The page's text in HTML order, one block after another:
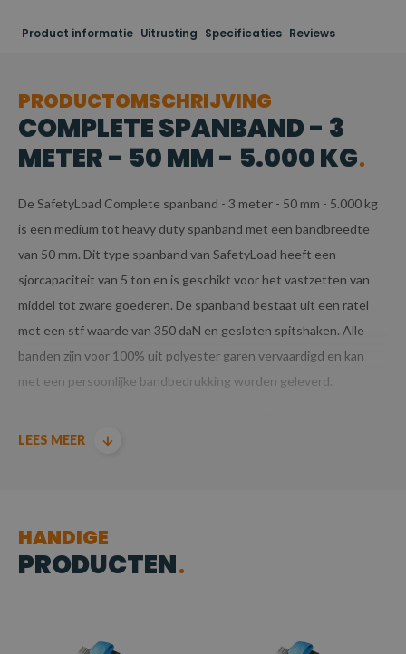
Product informatie Uitrusting Specificaties Reviews
PRODUCTOMSCHRIJVING
COMPLETE SPANBAND - 3
METER - 50 MM - 5.000 KG
De SafetyLoad Complete spanband - 3 meter - 50 mm - 5.000 kg
is een medium tot heavy duty spanband met een bandbreedte
van 50 mm. Dit type spanband van SafetyLoad heeft een
sjorcapaciteit van 5 ton en is geschikt voor het vastzetten van
middel tot zware goederen. De spanband bestaat uit een ratel
met een stf waarde van 350 daN en gesloten spitshaken. Alle
banden zijn voor 100% uit polyester garen vervaardigd en kan
met een persoonlijke bandbedrukking worden geleverd.
geleverd zijn TUV/GS gecertificeerd.
LEES MEER
HANDIGE
PRODUCTEN